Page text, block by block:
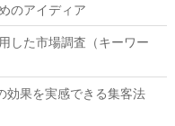
のアイディア
した市場調査（キーワー
果を実感できる集客法